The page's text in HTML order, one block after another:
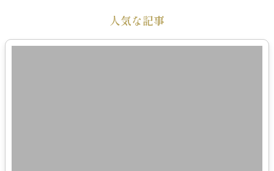
人気な記事